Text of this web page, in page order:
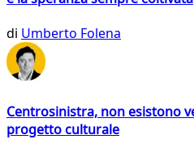
di Umberto Folena
Centrosinistra, non esistono
progetto culturale